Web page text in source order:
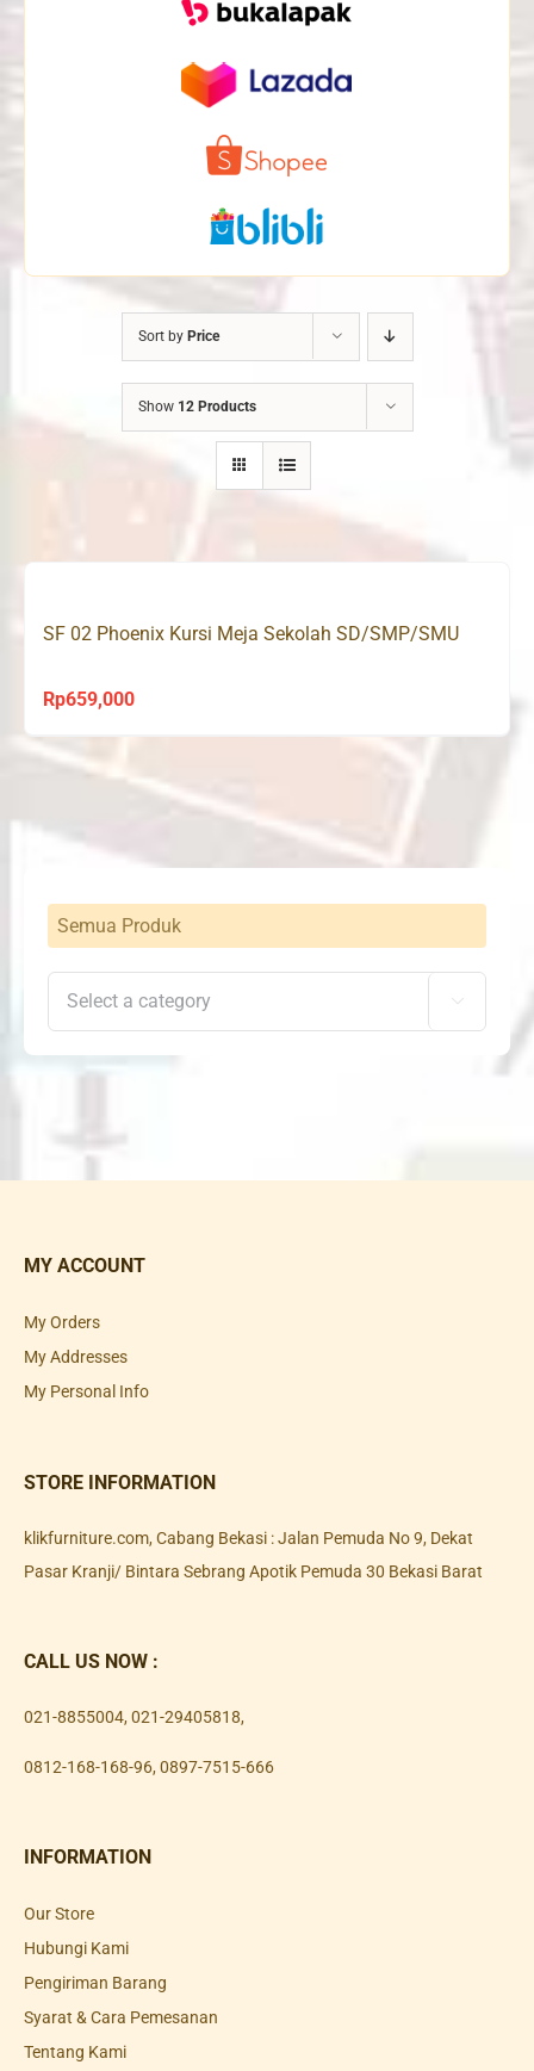
Sort by Price
Show 12 Products
SF 02 Phoenix Kursi Meja Sekolah SD/SMP/SMU
Rp659,000
Semua Produk

MY ACCOUNT
My Orders
My Addresses
My Personal Info
STORE INFORMATION
klikfurniture.com, Cabang Bekasi : Jalan Pemuda No 9, Dekat
Pasar Kranji/ Bintara Sebrang Apotik Pemuda 30 Bekasi Barat
CALL US NOW :
021-8855004, 021-29405818,
0812-168-168-96, 0897-7515-666
INFORMATION
Our Store
Hubungi Kami
Pengiriman Barang
Syarat & Cara Pemesanan
Tentang Kami